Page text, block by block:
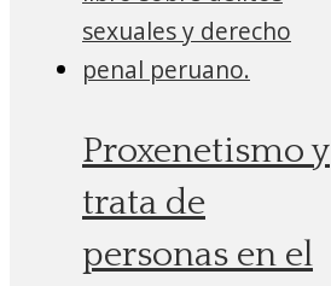
Proxenetismo y
trata de
personas en el